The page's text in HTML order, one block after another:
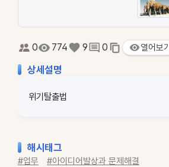
0 774 9 0 열어보기
상세설명
위기탈출법
해시태그
#업무 #아이디어발상과 문제해결